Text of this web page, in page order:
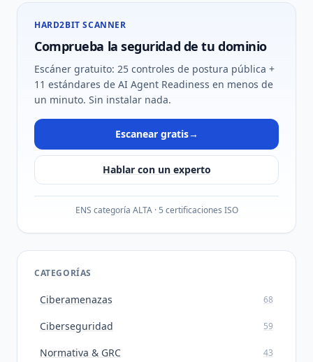
HARD2BIT SCANNER
Comprueba la seguridad de tu dominio
Escáner gratuito: 25 controles de postura pública +
11 estándares de AI Agent Readiness en menos de
un minuto. Sin instalar nada.
Escanear gratis→
Hablar con un experto
ENS categoría ALTA · 5 certificaciones ISO
CATEGORÍAS
Ciberamenazas 68
Ciberseguridad 59
Normativa & GRC 43